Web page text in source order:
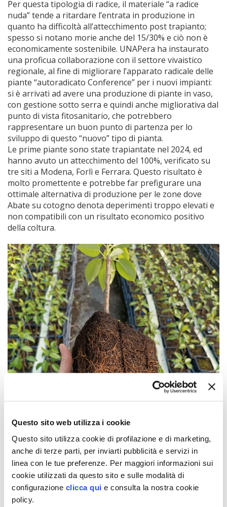
Questo sito web utilizza i cookie
Questo sito utilizza cookie di profilazione e di marketing,
anche di terze parti, per inviarti pubblicità e servizi in
linea con le tue preferenze. Per maggiori informazioni sui
cookie utilizzati da questo sito e sulle modalità di
configurazione clicca qui e consulta la nostra cookie
policy.
Per questa tipologia di radice, il materiale “a radice
nuda” tende a ritardare l’entrata in produzione in
quanto ha difficoltà all’attecchimento post trapianto;
spesso si notano morie anche del 15/30% e ciò non è
economicamente sostenibile. UNAPera ha instaurato
una proficua collaborazione con il settore vivaistico
regionale, al fine di migliorare l’apparato radicale delle
piante “autoradicato Conference” per i nuovi impianti:
si è arrivati ad avere una produzione di piante in vaso,
con gestione sotto serra e quindi anche migliorativa dal
punto di vista fitosanitario, che potrebbero
rappresentare un buon punto di partenza per lo
sviluppo di questo “nuovo” tipo di pianta.
Le prime piante sono state trapiantate nel 2024, ed
hanno avuto un attecchimento del 100%, verificato su
tre siti a Modena, Forlì e Ferrara. Questo risultato è
molto promettente e potrebbe far prefigurare una
ottimale alternativa di produzione per le zone dove
Abate su cotogno denota deperimenti troppo elevati e
non compatibili con un risultato economico positivo
della coltura.